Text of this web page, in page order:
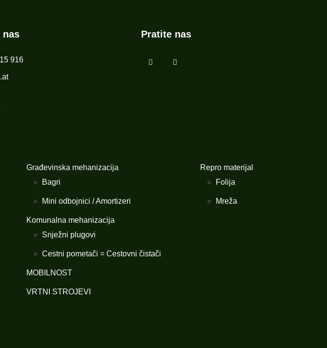
nas
916
Pratite nas
Građevinska mehanizacija
Bagri
Mini odbojnici / Amortizeri
Komunalna mehanizacija
Snježni plugovi
Cestni pometači = Cestovni čistači
MOBILNOST
VRTNI STROJEVI
Repro materijal
Folija
Mreža